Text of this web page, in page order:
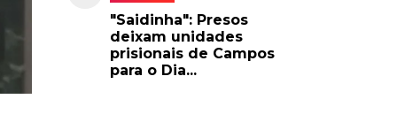
"Saidinha": Presos
deixam unidades
prisionais de Campos
para o Dia...